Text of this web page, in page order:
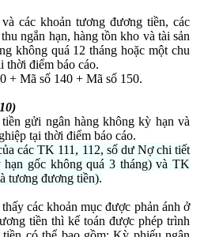
các khoản tương đương tiền, các
ngắn hạn, hàng tồn kho và tài sản
không quá 12 tháng hoặc một chu
thời điểm báo cáo.
+ Mã số 140 + Mã số 150.
gửi ngân hàng không kỳ hạn và
tại thời điểm báo cáo.
các TK 111, 112, số dư Nợ chi tiết
gốc không quá 3 tháng) và TK
tương đương tiền).
các khoản mục được phản ánh ở
tiền thì kế toán được phép trình